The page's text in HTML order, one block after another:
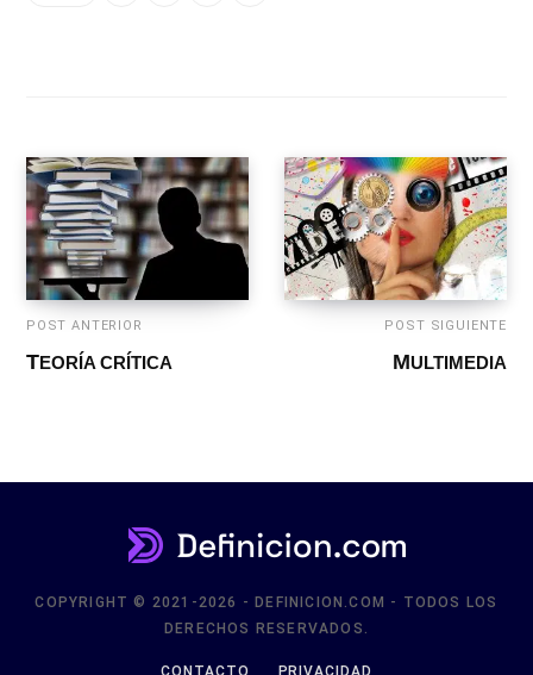
POST ANTERIOR
TEORÍA CRÍTICA
POST SIGUIENTE
MULTIMEDIA
COPYRIGHT © 2021-2026 - DEFINICION.COM - TODOS LOS
DERECHOS RESERVADOS.